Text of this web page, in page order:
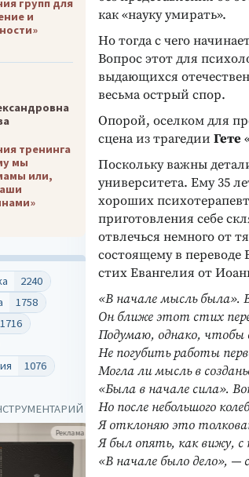
как «науку умирать».
Но тогда с чего
Вопрос этот для
выдающихся
весьма острый спор.
Опорой, оселком для
сцена из трагедии Гете
Поскольку важны
университета. Ему 35
хороших
приготовления себе
отвлечься немного от
состоящему в переводе
стих Евангелия от
«В начале мысль была».
Он ближе этот стих
Подумаю, однако, чтобы
Не погубить работы
Могла ли мысль в
«Была в начале сила».
Но после небольшого
Я отклоняю это
Я был опять, как вижу,
«В начале было дело», —
групп для
и
тренинга
мы
или,
2240
1758
1716
1076
Реклама